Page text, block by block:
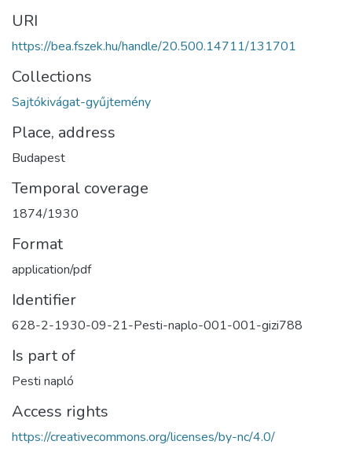
URI
https://bea.fszek.hu/handle/20.500.14711/131701
Collections
Sajtókivágat-gyűjtemény
Place, address
Budapest
Temporal coverage
1874/1930
Format
application/pdf
Identifier
628-2-1930-09-21-Pesti-naplo-001-001-gizi788
Is part of
Pesti napló
Access rights
https://creativecommons.org/licenses/by-nc/4.0/